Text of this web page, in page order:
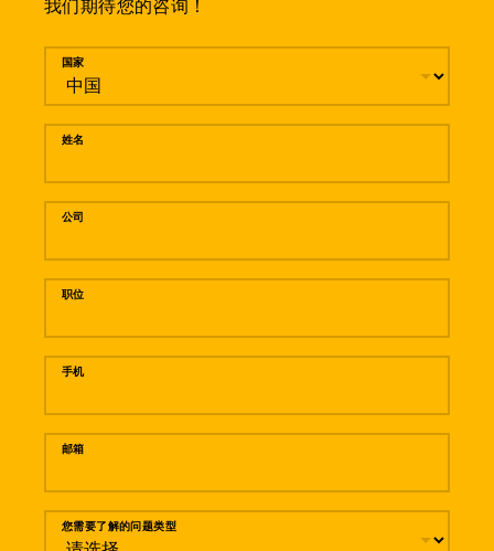
我们期待您的咨询！
留言
国家
姓名
公司
职位
手机
邮箱
您需要了解的问题类型